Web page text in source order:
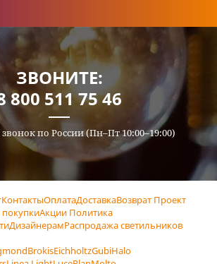
ЗВОНИТЕ:
800 511 75 46
по России (Пн–Пт 10:00–19:00)
КонтактыОплатаДоставкаВозврат Проект
Акции Политика
ДизайнерамРаспродажа светильников
BrokisEichholtzGubiHalo